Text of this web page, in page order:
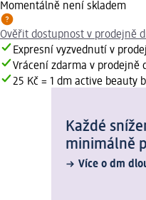
Momentálně není skladem
Ověřit dostupnost v prodejně
Expresní vyzvednutí v
Vrácení zdarma v prodejně
25 Kč = 1 dm active beauty
Každé
minimálně
Více o dm